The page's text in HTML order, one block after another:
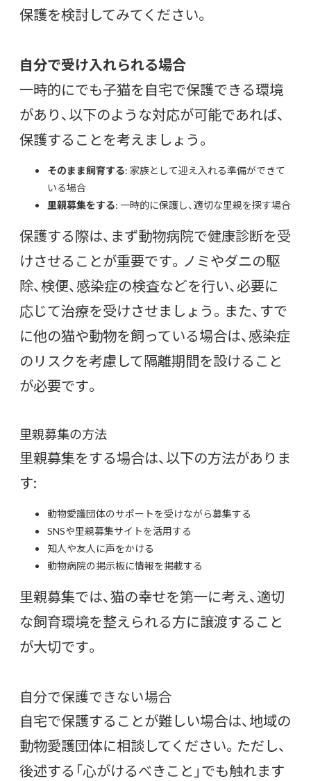
保護を検討してみてください。
自分で受け入れられる場合
一時的にでも子猫を自宅で保護できる環境
があり、以下のような対応が可能であれば、
保護することを考えましょう。
そのまま飼育する: 家族として迎え入れる準備ができて
いる場合
里親募集をする: 一時的に保護し、適切な里親を探す場合
保護する際は、まず動物病院で健康診断を受
けさせることが重要です。ノミやダニの駆
除、検便、感染症の検査などを行い、必要に
応じて治療を受けさせましょう。また、すで
に他の猫や動物を飼っている場合は、感染症
のリスクを考慮して隔離期間を設けること
が必要です。
里親募集の方法
里親募集をする場合は、以下の方法がありま
す:
動物愛護団体のサポートを受けながら募集する
SNSや里親募集サイトを活用する
知人や友人に声をかける
動物病院の掲示板に情報を掲載する
里親募集では、猫の幸せを第一に考え、適切
な飼育環境を整えられる方に譲渡すること
が大切です。
自分で保護できない場合
自宅で保護することが難しい場合は、地域の
動物愛護団体に相談してください。ただし、
後述する「心がけるべきこと」でも触れます